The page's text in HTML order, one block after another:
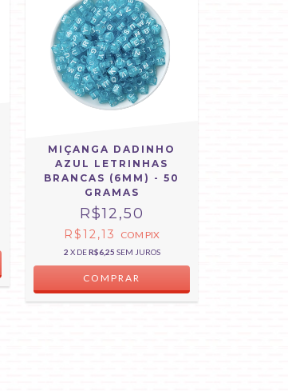
MIÇANGA DADINHO
AZUL LETRINHAS
BRANCAS (6MM) - 50
GRAMAS
R$12,50
R$12,13 COM PIX
2 X DER$6,25 SEM JUROS